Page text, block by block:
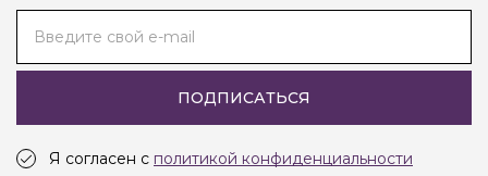
Введите свой e-mail
ПОДПИСАТЬСЯ
Я согласен с политикой конфиденциальности